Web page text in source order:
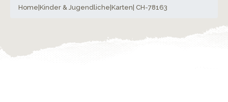
Home Kinder & Jugendliche Karten | CH-78163